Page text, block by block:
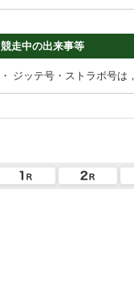
競走中の出来事等
・ ジッテ号・ストラボ号は